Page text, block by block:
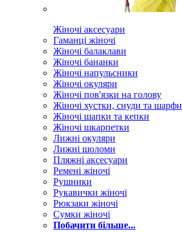
Жіночі аксесуари
Гаманці жіночі
Жіночі балаклави
Жіночі бананки
Жіночі напульсники
Жіночі окуляри
Жіночі пов'язки на голову
Жіночі хустки, снуди та шарфи
Жіночі шапки та кепки
Жіночі шкарпетки
Лижні окуляри
Лижні шоломи
Пляжні аксесуари
Ремені жіночі
Рушники
Рукавички жіночі
Рюкзаки жіночі
Сумки жіночі
Побачити більше...